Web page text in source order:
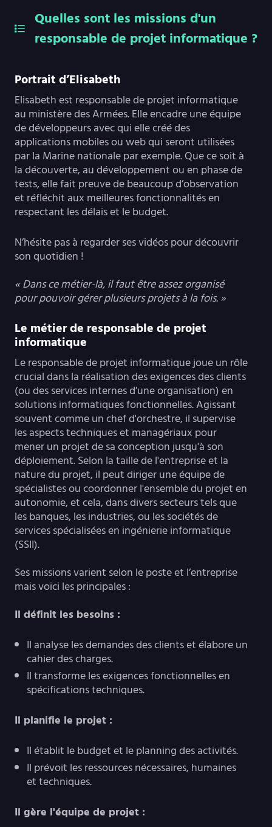
Quelles sont les missions d'un
responsable de projet informatique ?
Portrait d’Elisabeth
Elisabeth est responsable de projet informatique
au ministère des Armées. Elle encadre une équipe
de développeurs avec qui elle créé des
applications mobiles ou web qui seront utilisées
par la Marine nationale par exemple. Que ce soit à
la découverte, au développement ou en phase de
tests, elle fait preuve de beaucoup d’observation
et réfléchit aux meilleures fonctionnalités en
respectant les délais et le budget.
N’hésite pas à regarder ses vidéos pour découvrir
son quotidien !
« Dans ce métier-là, il faut être assez organisé
pour pouvoir gérer plusieurs projets à la fois. »
Le métier de responsable de projet
informatique
Le responsable de projet informatique joue un rôle
crucial dans la réalisation des exigences des clients
(ou des services internes d'une organisation) en
solutions informatiques fonctionnelles. Agissant
souvent comme un chef d'orchestre, il supervise
les aspects techniques et managériaux pour
mener un projet de sa conception jusqu'à son
déploiement. Selon la taille de l'entreprise et la
nature du projet, il peut diriger une équipe de
spécialistes ou coordonner l'ensemble du projet en
autonomie, et cela, dans divers secteurs tels que
les banques, les industries, ou les sociétés de
services spécialisées en ingénierie informatique
(SSII).
Ses missions varient selon le poste et l’entreprise
mais voici les principales :
Il définit les besoins :
Il analyse les demandes des clients et élabore un
cahier des charges.
Il transforme les exigences fonctionnelles en
spécifications techniques.
Il planifie le projet :
Il établit le budget et le planning des activités.
Il prévoit les ressources nécessaires, humaines
et techniques.
Il gère l'équipe de projet :